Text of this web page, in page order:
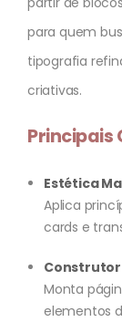
para quem
tipografia
criativas.
Principais
Estética
Aplica
cards e
Monta
elementos